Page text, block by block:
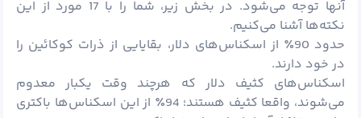
آنها توجه می‌شود. در بخش زیر، شما را با 17 مورد از این
نکته‌ها آشنا می‌کنیم.
حدود 90٪ از اسکناس‌های دلار، بقایایی از ذرات کوکائین را
در خود دارند.
اسکناس‌های کثیف دلار که هرچند وقت یکبار معدوم
می‌شوند، واقعا کثیف هستند؛ 94٪ از این اسکناس‌ها باکتری